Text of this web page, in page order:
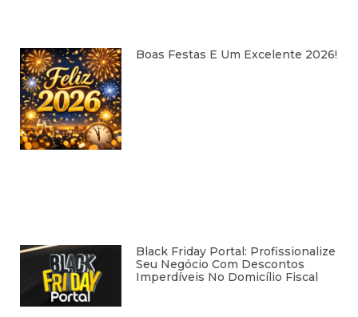
Boas Festas E Um Excelente 2026!
Black Friday Portal: Profissionalize
Seu Negócio Com Descontos
Imperdíveis No Domicílio Fiscal